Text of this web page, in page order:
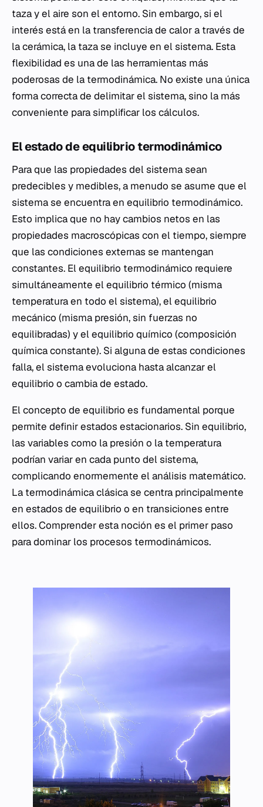
taza y el aire son el entorno. Sin embargo, si el
interés está en la transferencia de calor a través de
la cerámica, la taza se incluye en el sistema. Esta
flexibilidad es una de las herramientas más
poderosas de la termodinámica. No existe una única
forma correcta de delimitar el sistema, sino la más
conveniente para simplificar los cálculos.
El estado de equilibrio termodinámico
Para que las propiedades del sistema sean
predecibles y medibles, a menudo se asume que el
sistema se encuentra en equilibrio termodinámico.
Esto implica que no hay cambios netos en las
propiedades macroscópicas con el tiempo, siempre
que las condiciones externas se mantengan
constantes. El equilibrio termodinámico requiere
simultáneamente el equilibrio térmico (misma
temperatura en todo el sistema), el equilibrio
mecánico (misma presión, sin fuerzas no
equilibradas) y el equilibrio químico (composición
química constante). Si alguna de estas condiciones
falla, el sistema evoluciona hasta alcanzar el
equilibrio o cambia de estado.
El concepto de equilibrio es fundamental porque
permite definir estados estacionarios. Sin equilibrio,
las variables como la presión o la temperatura
podrían variar en cada punto del sistema,
complicando enormemente el análisis matemático.
La termodinámica clásica se centra principalmente
en estados de equilibrio o en transiciones entre
ellos. Comprender esta noción es el primer paso
para dominar los procesos termodinámicos.